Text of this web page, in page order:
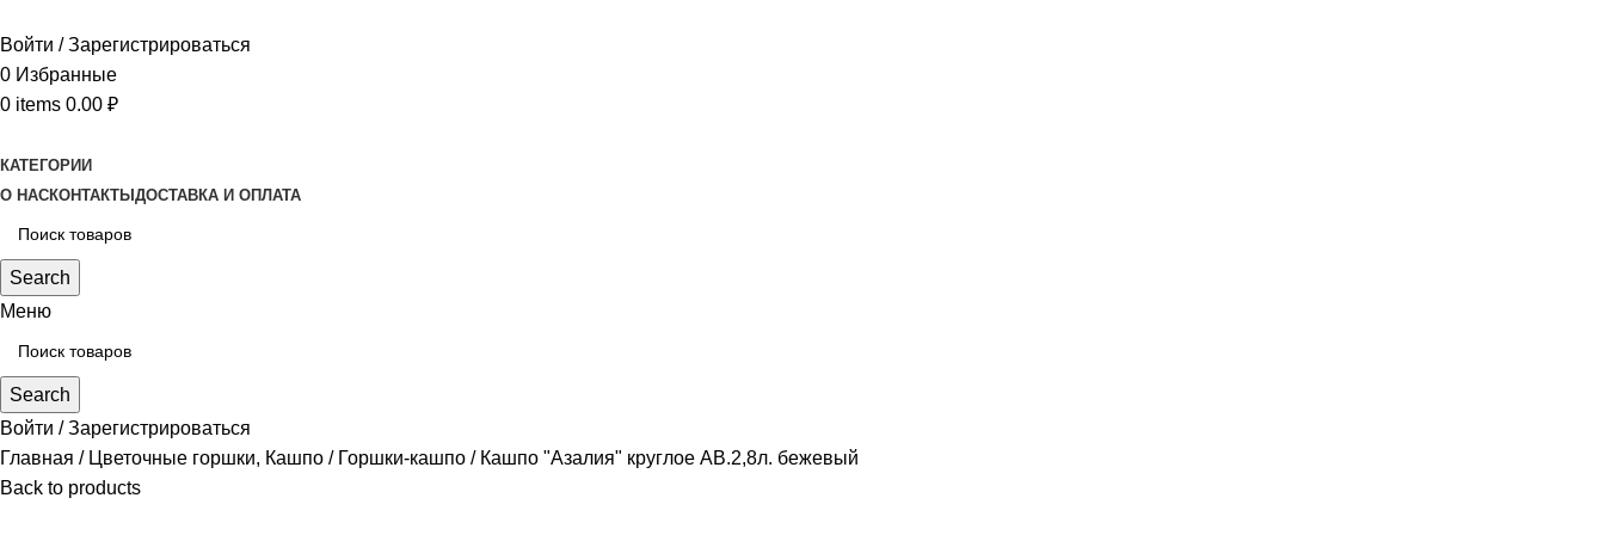
Войти / Зарегистрироваться
0 Избранные
0 items 0.00 ₽
КАТЕГОРИИ
О НАСКОНТАКТЫ ДОСТАВКА И ОПЛАТА
Search
Меню
Search
Войти / Зарегистрироваться
Главная
Цветочные горшки, Кашпо Горшки-кашпо
Кашпо "Азалия" круглое АВ.2,8л. бежевый
Back to products